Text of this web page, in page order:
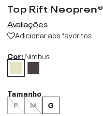
Top Rift Neopren®
Avaliações
Adicionar aos favoritos
Cor:Nimbus
Tamanho
P
M G